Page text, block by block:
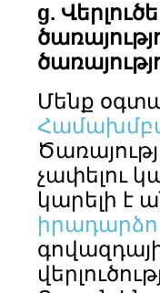
g.
Մենք
չափելու
կարելի է